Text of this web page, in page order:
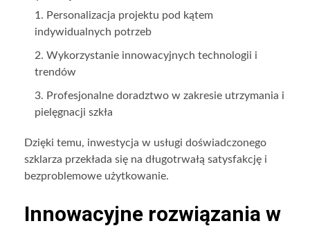
Personalizacja projektu pod kątem
indywidualnych potrzeb
Wykorzystanie innowacyjnych technologii i
trendów
Profesjonalne doradztwo w zakresie utrzymania i
pielęgnacji szkła
Dzięki temu, inwestycja w usługi doświadczonego
szklarza przekłada się na długotrwałą satysfakcję i
bezproblemowe użytkowanie.
Innowacyjne rozwiązania w